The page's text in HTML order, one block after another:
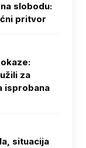
slobodu:
pritvor
za
isprobana
situacija